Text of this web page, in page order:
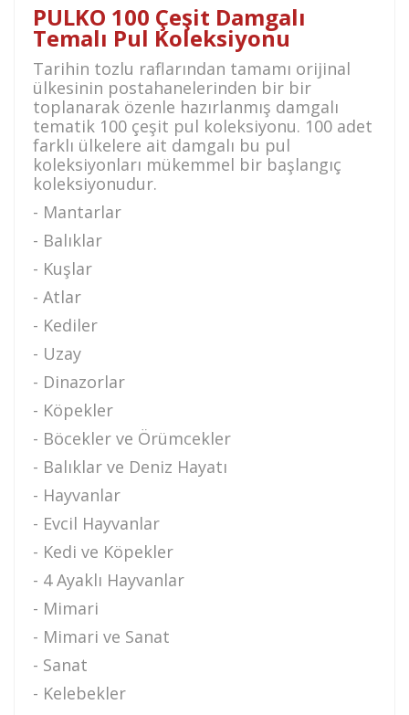
PULKO 100 Çeşit Damgalı
Temalı Pul Koleksiyonu
Tarihin tozlu raflarından tamamı orijinal
ülkesinin postahanelerinden bir bir
toplanarak özenle hazırlanmış damgalı
tematik 100 çeşit pul koleksiyonu. 100 adet
farklı ülkelere ait damgalı bu pul
koleksiyonları mükemmel bir başlangıç
koleksiyonudur.
- Mantarlar
- Balıklar
- Kuşlar
- Atlar
- Kediler
- Uzay
- Dinazorlar
- Köpekler
- Böcekler ve Örümcekler
- Balıklar ve Deniz Hayatı
- Hayvanlar
- Evcil Hayvanlar
- Kedi ve Köpekler
- 4 Ayaklı Hayvanlar
- Mimari
- Mimari ve Sanat
- Sanat
- Kelebekler